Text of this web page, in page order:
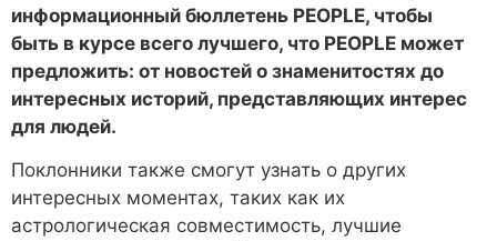
информационный бюллетень PEOPLE, чтобы
быть в курсе всего лучшего, что PEOPLE может
предложить: от новостей о знаменитостях до
интересных историй, представляющих интерес
для людей.
Поклонники также смогут узнать о других
интересных моментах, таких как их
астрологическая совместимость, лучшие